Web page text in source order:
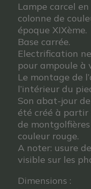
Lampe carcel
colonne de
époque XIXème.
Base carrée.
Electrification
pour ampoule à
Le montage de
l’intérieur du
Son abat-jour
été créé à partir
de
couleur rouge.
A noter: usure
visible sur les
Dimensions :